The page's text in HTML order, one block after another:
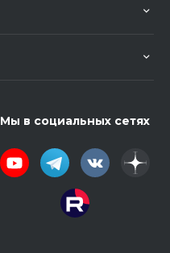
Мы в социальных сетях